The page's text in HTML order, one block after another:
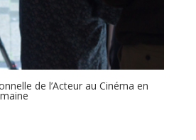
de l’Acteur au Cinéma en